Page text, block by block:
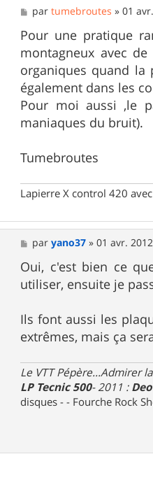
M
e
s
s
a
g
e
partumebroutes »01
Pour une pratique
montagneux avec
organiques quand la
également dans les
Pour moi aussi ,le
maniaques du bruit).
Tumebroutes
Lapierre X control 420
M
e
s
s
a
paryano37 »01 avr.
Oui, c'est bien ce
utiliser, ensuite je
Ils font aussi les
extrêmes, mais ça
Le VTT Pépère...Admirer
LP Tecnic 500- 2011 :
disques - - Fourche Rock